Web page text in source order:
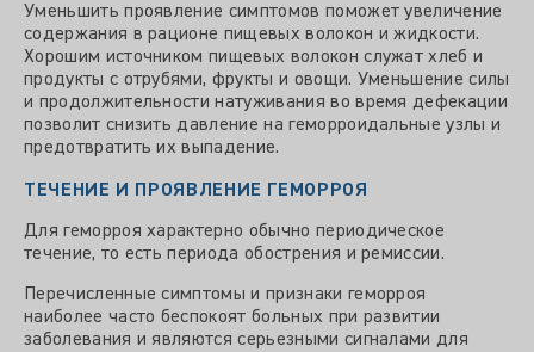
Уменьшить проявление симптомов поможет увеличение
содержания в рационе пищевых волокон и жидкости.
Хорошим источником пищевых волокон служат хлеб и
продукты с отрубями, фрукты и овощи. Уменьшение силы
и продолжительности натуживания во время дефекации
позволит снизить давление на геморроидальные узлы и
предотвратить их выпадение.
ТЕЧЕНИЕ И ПРОЯВЛЕНИЕ ГЕМОРРОЯ
Для геморроя характерно обычно периодическое
течение, то есть периода обострения и ремиссии.
Перечисленные симптомы и признаки геморроя
наиболее часто беспокоят больных при развитии
заболевания и являются серьезными сигналами для